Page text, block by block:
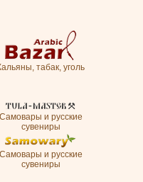
табак, уголь
Самовары и русские
сувениры
Самовары и русские
сувениры